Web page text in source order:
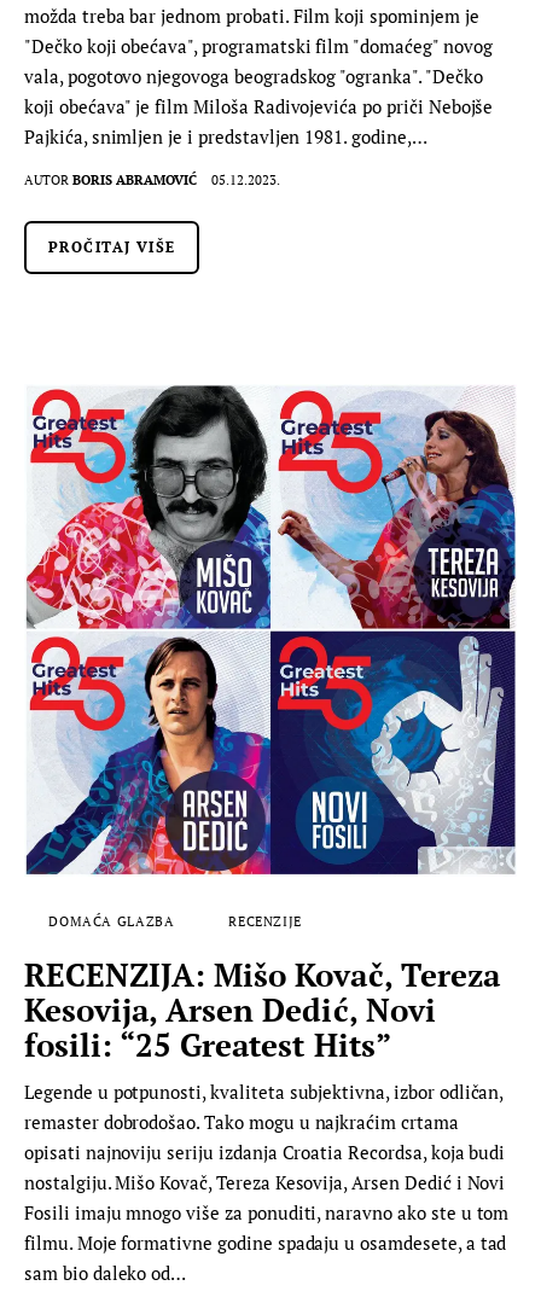
možda treba bar jednom probati. Film koji spominjem je
"Dečko koji obećava", programatski film "domaćeg" novog
vala, pogotovo njegovoga beogradskog "ogranka". "Dečko
koji obećava" je film Miloša Radivojevića po priči Nebojše
Pajkića, snimljen je i predstavljen 1981. godine,…
AUTOR BORIS ABRAMOVIĆ 05.12.2023.
PROČITAJ VIŠE
DOMAĆA GLAZBA RECENZIJE
RECENZIJA: Mišo Kovač, Tereza
Kesovija, Arsen Dedić, Novi
fosili: “25 Greatest Hits”
Legende u potpunosti, kvaliteta subjektivna, izbor odličan,
remaster dobrodošao. Tako mogu u najkraćim crtama
opisati najnoviju seriju izdanja Croatia Recordsa, koja budi
nostalgiju. Mišo Kovač, Tereza Kesovija, Arsen Dedić i Novi
Fosili imaju mnogo više za ponuditi, naravno ako ste u tom
filmu. Moje formativne godine spadaju u osamdesete, a tad
sam bio daleko od…